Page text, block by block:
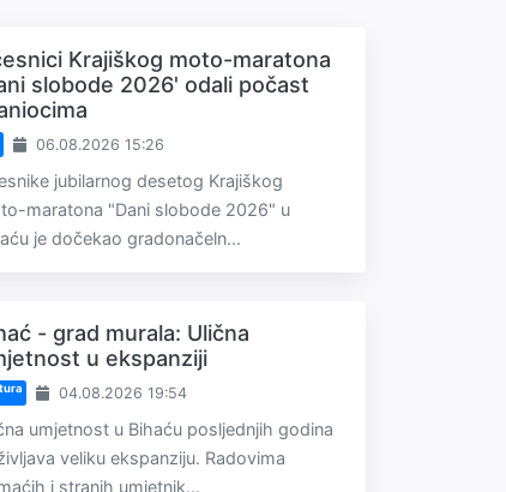
Krajiškog moto-maratona
slobode 2026' odali počast
06.08.2026 15:26
jubilarnog desetog Krajiškog
maratona "Dani slobode 2026" u
je dočekao gradonačeln...
- grad murala: Ulična
u ekspanziji
04.08.2026 19:54
umjetnost u Bihaću posljednjih godina
veliku ekspanziju. Radovima
i stranih umjetnik...